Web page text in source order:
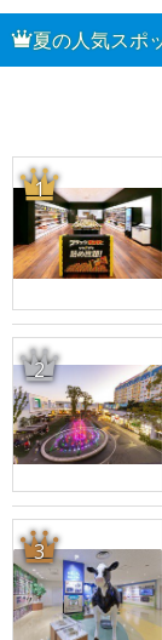
夏の人気スポ
1
2
3